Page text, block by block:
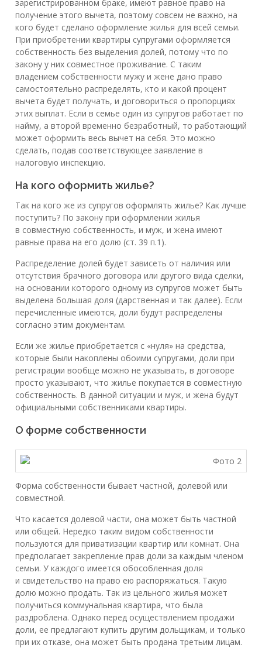
зарегистрированном браке, имеют равное право на
получение этого вычета, поэтому совсем не важно, на
кого будет сделано оформление жилья для всей семьи.
При приобретении квартиры супругами оформляется
собственность без выделения долей, потому что по
закону у них совместное проживание. С таким
владением собственности мужу и жене дано право
самостоятельно распределять, кто и какой процент
вычета будет получать, и договориться о пропорциях
этих выплат. Если в семье один из супругов работает по
найму, а второй временно безработный, то работающий
может оформить весь вычет на себя. Это можно
сделать, подав соответствующее заявление в
налоговую инспекцию.
На кого оформить жилье?
Так на кого же из супругов оформлять жилье? Как лучше
поступить? По закону при оформлении жилья
в совместную собственность, и муж, и жена имеют
равные права на его долю (ст. 39 п.1).
Распределение долей будет зависеть от наличия или
отсутствия брачного договора или другого вида сделки,
на основании которого одному из супругов может быть
выделена большая доля (дарственная и так далее). Если
перечисленные имеются, доли будут распределены
согласно этим документам.
Если же жилье приобретается с «нуля» на средства,
которые были накоплены обоими супругами, доли при
регистрации вообще можно не указывать, в договоре
просто указывают, что жилье покупается в совместную
собственность. В данной ситуации и муж, и жена будут
официальными собственниками квартиры.
О форме собственности
Форма собственности бывает частной, долевой или
совместной.
Что касается долевой части, она может быть частной
или общей. Нередко таким видом собственности
пользуются для приватизации квартир или комнат. Она
предполагает закрепление прав доли за каждым членом
семьи. У каждого имеется обособленная доля
и свидетельство на право ею распоряжаться. Такую
долю можно продать. Так из цельного жилья может
получиться коммунальная квартира, что была
раздроблена. Однако перед осуществлением продажи
доли, ее предлагают купить другим дольщикам, и только
при их отказе, она может быть продана третьим лицам.